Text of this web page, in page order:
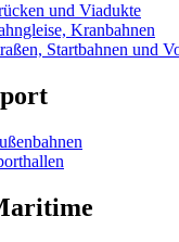
und Viadukte
Kranbahnen
Startbahnen und